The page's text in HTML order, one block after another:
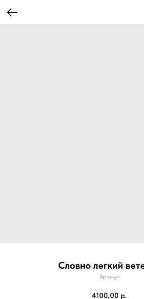
Словно легкий
Артикул:
4100,00 р.